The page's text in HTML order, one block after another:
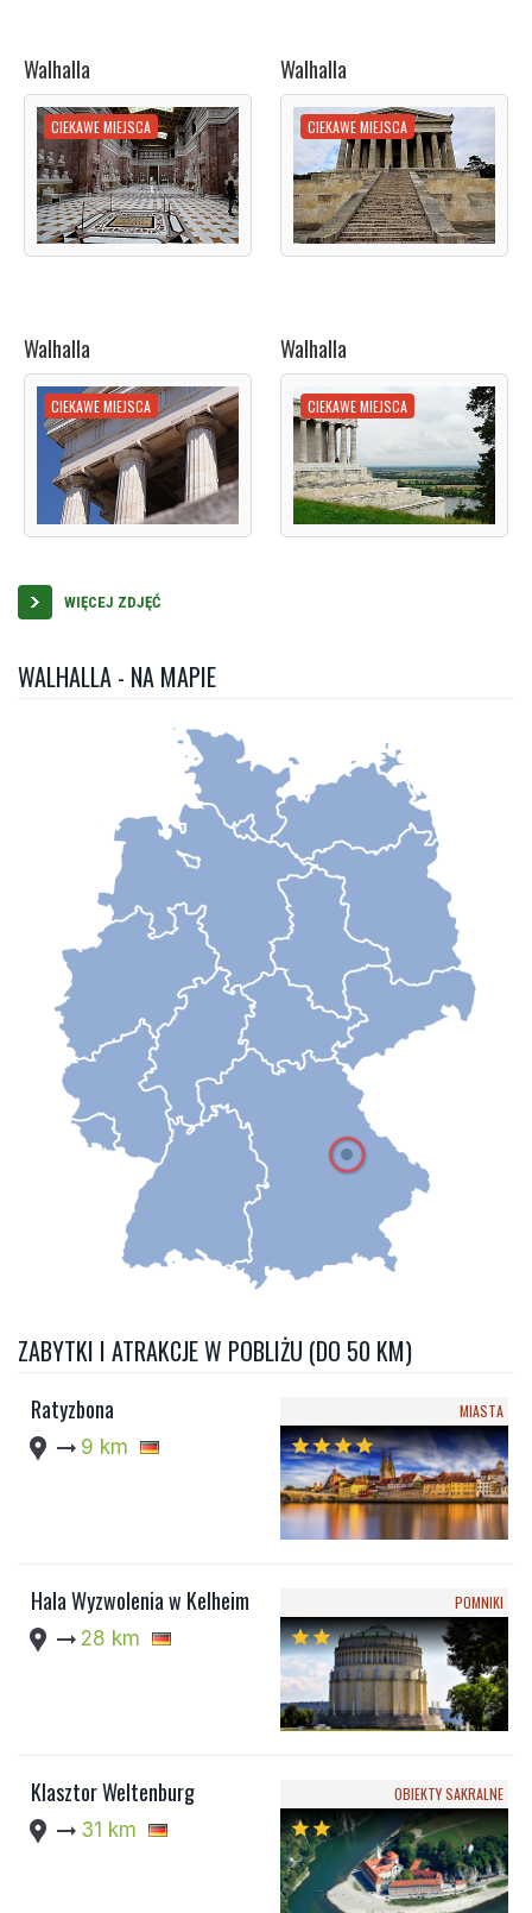
Walhalla
CIEKAWE MIEJSCA
Walhalla
CIEKAWE MIEJSCA
Walhalla
CIEKAWE MIEJSCA
Walhalla
CIEKAWE MIEJSCA
WIĘCEJ ZDJĘĆ
WALHALLA - NA MAPIE
ZABYTKI I ATRAKCJE W POBLIŻU (DO 50 KM)
Ratyzbona
location_pin arrow_right_alt 9 km
MIASTA
starstarstarstar
Hala Wyzwolenia w Kelheim
location_pin arrow_right_alt 28 km
POMNIKI
starstar
Klasztor Weltenburg
location_pin arrow_right_alt 31 km
OBIEKTY SAKRALNE
starstar